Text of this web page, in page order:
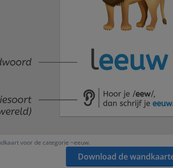
voor de categorie ~eeuw.
Download de